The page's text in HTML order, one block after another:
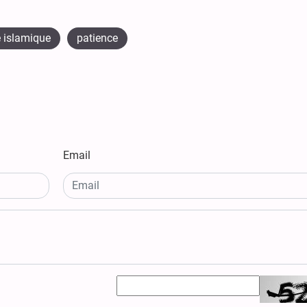
islamique patience
Email